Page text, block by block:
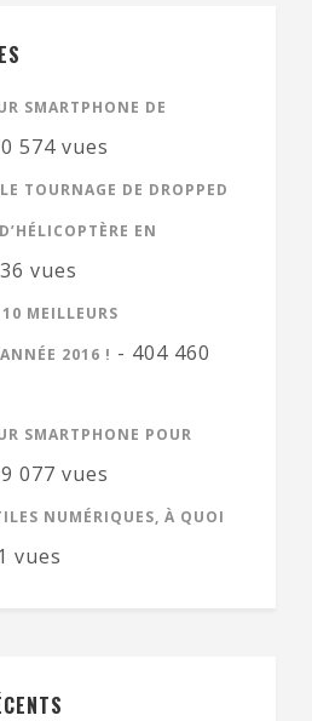
SMARTPHONE DE
574 vues
TOURNAGE DE DROPPED
EN
vues
MEILLEURS
2016 ! - 404 460
SMARTPHONE POUR
077 vues
NUMÉRIQUES, À QUOI
vues